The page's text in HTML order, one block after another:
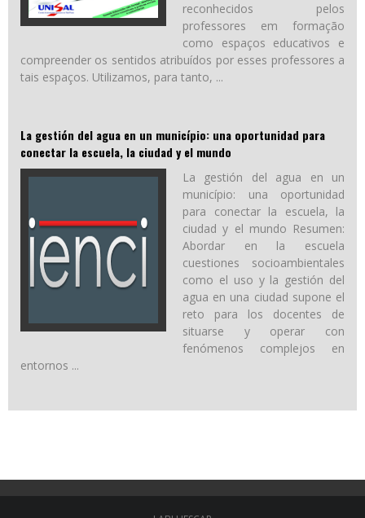
reconhecidos pelos
professores em formação
como espaços educativos e
compreender os sentidos atribuídos por esses professores a
tais espaços. Utilizamos, para tanto, ...
La gestión del agua en un município: una oportunidad para
conectar la escuela, la ciudad y el mundo
La gestión del agua en un
município: una oportunidad
para conectar la escuela, la
ciudad y el mundo Resumen:
Abordar en la escuela
cuestiones socioambientales
como el uso y la gestión del
agua en una ciudad supone el
reto para los docentes de
situarse y operar con
fenómenos complejos en
entornos ...